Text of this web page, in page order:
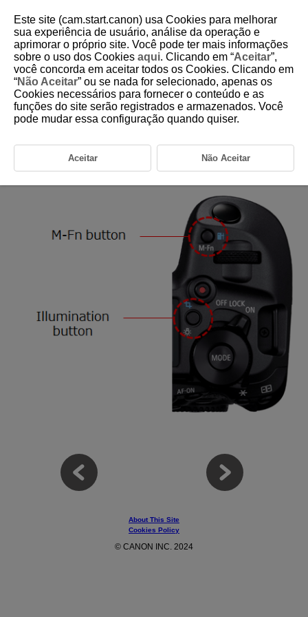
5-4-4 Recommended Settings for Eye Control
(Recommended Customization 2)
Recommended customization 2: Assigning
eye control on/off to the <M-Fn> button
By customizing buttons for shooting, you can assign eye control on/off
to various button. We recommend assigning this function to a button that
is in easy reach of your fingers while looking through the viewfinder.
About This Site
Cookies Policy
© CANON INC. 2024
Este site (cam.start.canon) usa Cookies para melhorar
sua experiência de usuário, análise da operação e
aprimorar o próprio site. Você pode ter mais informações
sobre o uso dos Cookies aqui. Clicando em “Aceitar”,
você concorda em aceitar todos os Cookies. Clicando em
“Não Aceitar” ou se nada for selecionado, apenas os
Cookies necessários para fornecer o conteúdo e as
funções do site serão registrados e armazenados. Você
pode mudar essa configuração quando quiser.
Aceitar Não Aceitar